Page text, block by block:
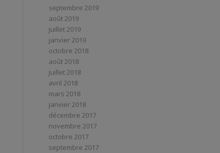
septembre 2019
août 2019
juillet 2019
janvier 2019
octobre 2018
août 2018
juillet 2018
avril 2018
mars 2018
janvier 2018
décembre 2017
novembre 2017
octobre 2017
septembre 2017